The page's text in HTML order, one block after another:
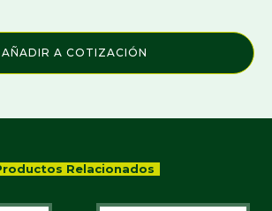
AÑADIR A COTIZACIÓN
Relacionados